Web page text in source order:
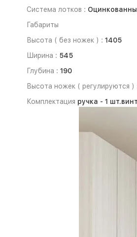
Система лотков :
Габариты
Высота ( без ножек ) : 1405
Ширина : 545
Глубина : 190
Высота ножек ( регулируются )
Комплектация ручка - 1 шт.